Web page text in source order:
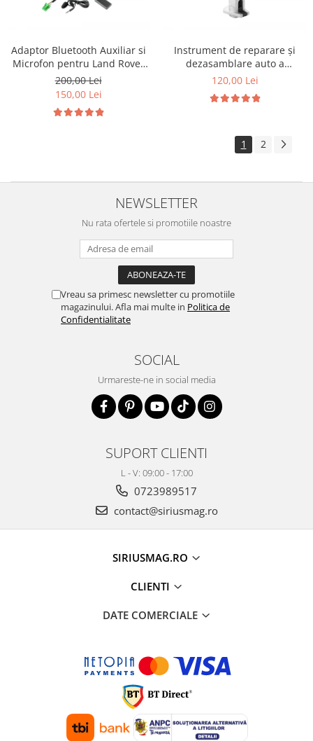
Adaptor Bluetooth Auxiliar si
Microfon pentru Land Rover
Discovery Jaguar Volvo
200,00 Lei
150,00 Lei
Instrument de reparare și
dezasamblare auto a
distribuitorului de unghi de
120,00 Lei
1 2
NEWSLETTER
Nu rata ofertele si promotiile noastre
Vreau sa primesc newsletter cu promotiile
magazinului. Afla mai multe in Politica de
Confidentialitate
SOCIAL
Urmareste-ne in social media
SUPORT CLIENTI
L - V: 09:00 - 17:00
0723989517
contact@siriusmag.ro
SIRIUSMAG.RO
CLIENTI
DATE COMERCIALE